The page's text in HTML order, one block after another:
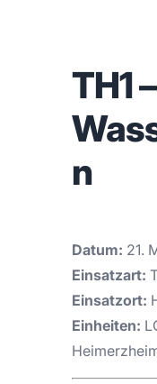
TH1 –
n
Datum: 21.
Einsatzart:
Einsatzort:
Einheiten: